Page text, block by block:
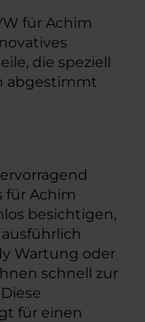
für Achim
die speziell
abgestimmt
für Achim
besichtigen,
Wartung oder
schnell zur
für einen